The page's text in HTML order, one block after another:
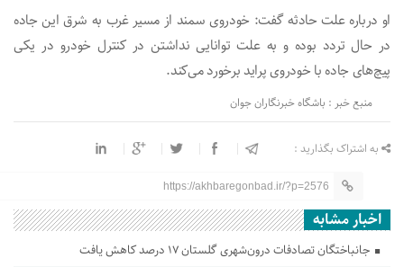
او درباره علت حادثه گفت: خودروی سمند از مسیر غرب به شرق این جاده
در حال تردد بوده و به علت توانایی نداشتن در کنترل خودرو در یکی
پیچ‌های جاده با خودروی پراید برخورد می‌کند.
منبع خبر : باشگاه خبرنگاران جوان
به اشتراک بگذارید :
https://akhbaregonbad.ir/?p=2576
اخبار مشابه
جانباختگان تصادفات درون‌شهری گلستان ۱۷ درصد کاهش یافت